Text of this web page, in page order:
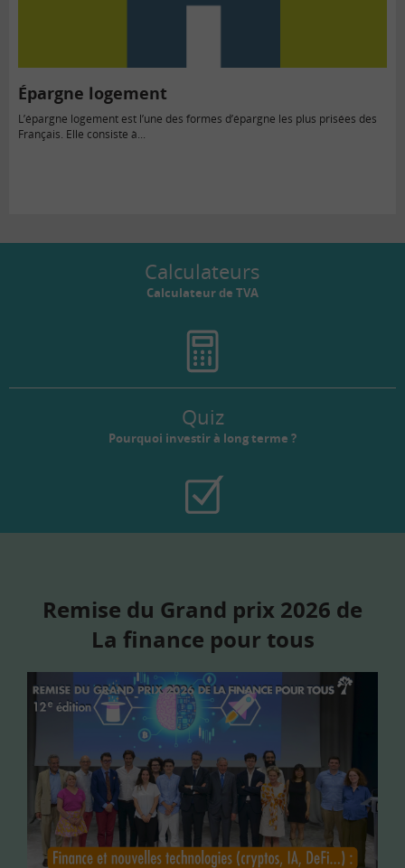
Épargne logement
L’épargne logement est l’une des formes d’épargne les plus prisées des
Français. Elle consiste à...
Calculateurs
Calculateur de TVA
Quiz
Pourquoi investir à long terme ?
Remise du Grand prix 2026 de
La finance pour tous